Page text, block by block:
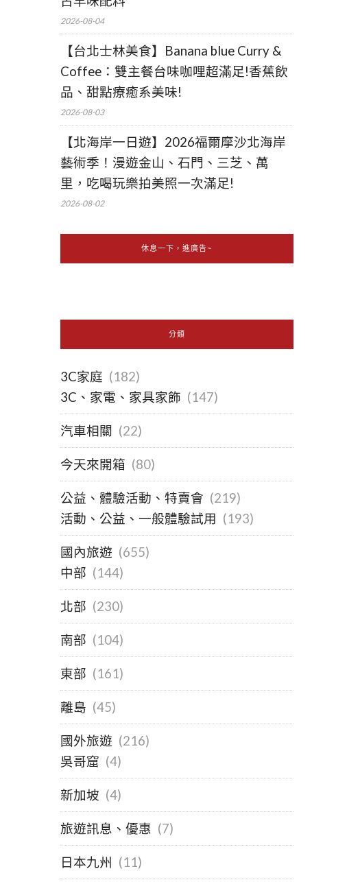
2026-08-04
【台北士林美食】Banana blue Curry &
Coffee：雙主餐台味咖哩超滿足!香蕉飲
品、甜點療癒系美味!
2026-08-03
【北海岸一日遊】2026福爾摩沙北海岸
藝術季！漫遊金山、石門、三芝、萬
里，吃喝玩樂拍美照一次滿足!
2026-08-02
休息一下，進廣告~
分類
3C家庭 (182)
3C、家電、家具家飾 (147)
汽車相關 (22)
今天來開箱 (80)
公益、體驗活動、特賣會 (219)
活動、公益、一般體驗試用 (193)
國內旅遊 (655)
中部 (144)
北部 (230)
南部 (104)
東部 (161)
離島 (45)
國外旅遊 (216)
吳哥窟 (4)
新加坡 (4)
旅遊訊息、優惠 (7)
日本九州 (11)